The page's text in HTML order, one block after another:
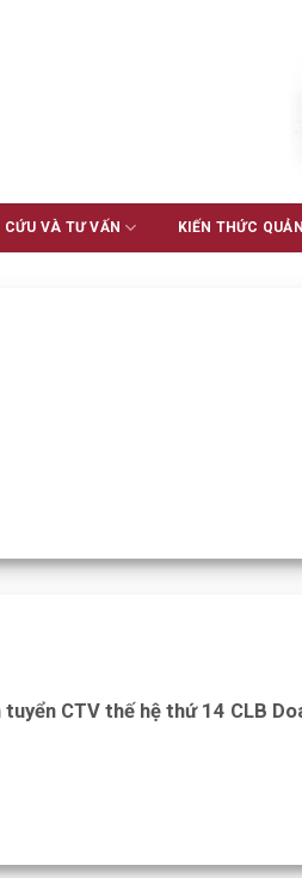
CỨU VÀ TƯ VẤN KIẾN THỨC
CTV thế hệ thứ 14 CLB